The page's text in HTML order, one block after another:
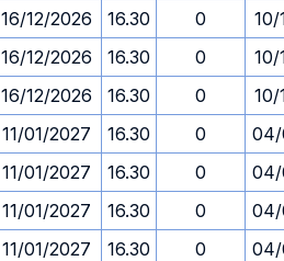
16/12/2026 16.30 0
10/
16/12/2026 16.30 0
10/
16/12/2026 16.30 0
10/
11/01/2027 16.30 0
04/
11/01/2027 16.30 0
04/
11/01/2027 16.30 0
04/
11/01/2027 16.30 0
04/